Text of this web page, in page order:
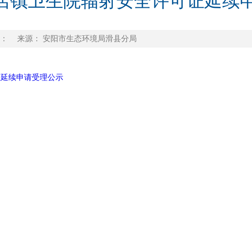
来源： 安阳市生态环境局滑县分局
续申请受理公示